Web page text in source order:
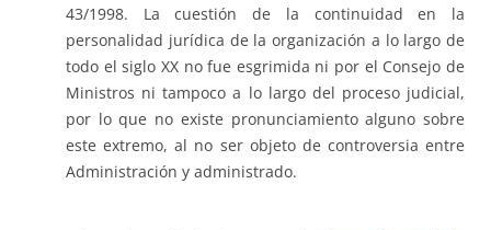
43/1998. La cuestión de la continuidad en la
personalidad jurídica de la organización a lo largo de
todo el siglo XX no fue esgrimida ni por el Consejo de
Ministros ni tampoco a lo largo del proceso judicial,
por lo que no existe pronunciamiento alguno sobre
este extremo, al no ser objeto de controversia entre
Administración y administrado.